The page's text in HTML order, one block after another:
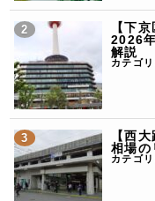
【下
2026
解説
カテゴ
【西
相場の
カテゴ